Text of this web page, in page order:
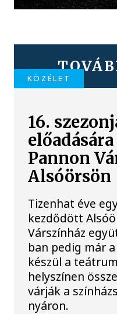
KÖZÉLET
16.
Pannon
Alsóörsön
Tizenhat éve
kezdődött
Várszínház
ban pedig már
készül a
helyszínen
várják a
nyáron.